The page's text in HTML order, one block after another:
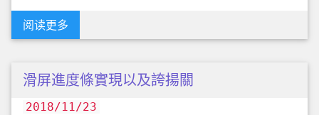
阅读更多
滑屏進度條實現以及誇揚關
2018/11/23